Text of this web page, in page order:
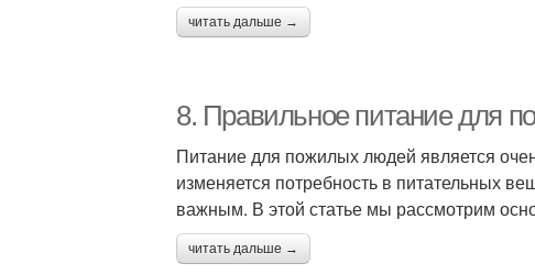
читать дальше →
8. Правильное питание для
Питание для пожилых людей является
изменяется потребность в питательных
важным. В этой статье мы рассмотрим
читать дальше →